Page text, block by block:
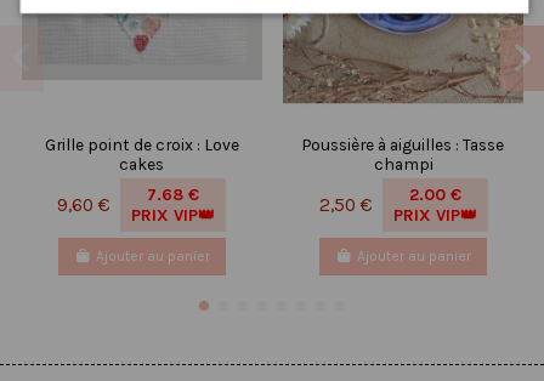
Grille point de croix : Love
cakes
9,60 €
7.68 €
PRIX VIP👑
Ajouter au panier
Poussière à aiguilles : Tasse
champi
2,50 €
2.00 €
PRIX VIP👑
Ajouter au panier